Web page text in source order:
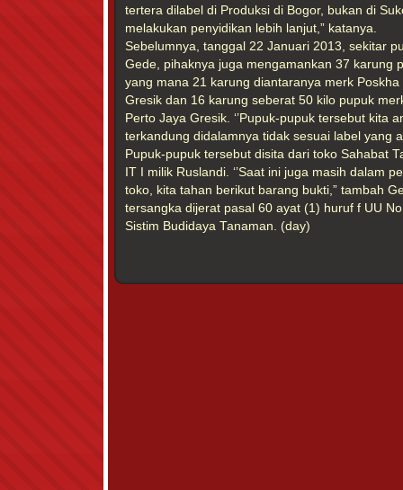
tertera dilabel di Produksi di Bogor, bukan di
melakukan penyidikan lebih lanjut,” katanya.
Sebelumnya, tanggal 22 Januari 2013, sekitar
Gede, pihaknya juga mengamankan 37 karung
yang mana 21 karung diantaranya merk
Gresik dan 16 karung seberat 50 kilo pupuk
Perto Jaya Gresik. ‘’Pupuk-pupuk tersebut kita
terkandung didalamnya tidak sesuai label yang
Pupuk-pupuk tersebut disita dari toko Sahabat
IT I milik Ruslandi. ‘’Saat ini juga masih dalam
toko, kita tahan berikut barang bukti,” tambah
tersangka dijerat pasal 60 ayat (1) huruf f UU
Sistim Budidaya Tanaman. (day)